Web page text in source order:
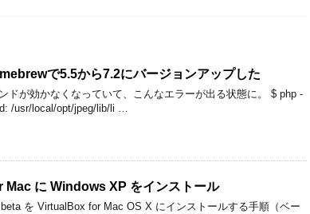
で5.5から7.2にバージョンアップした
ドが効かなくなっていて、こんなエラーが出る状態に。 $ php -
/usr/local/opt/jpeg/lib/li …
に Windows XP をインストール
を VirtualBox for Mac OS X にインストールする手順（ベー